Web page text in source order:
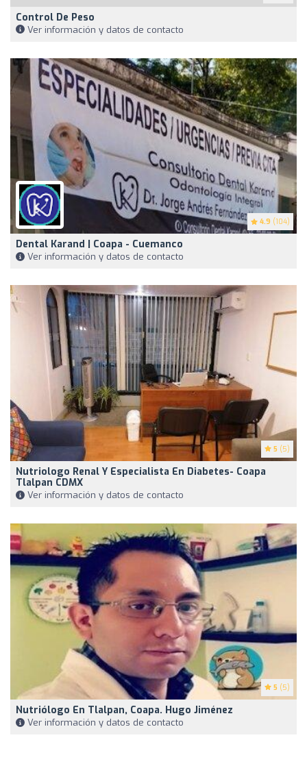
Control De Peso
Ver información y datos de contacto
4.9 (104)
Dental Karand | Coapa - Cuemanco
Ver información y datos de contacto
5 (5)
Nutriologo Renal Y Especialista En Diabetes- Coapa
Tlalpan CDMX
Ver información y datos de contacto
5 (5)
Nutriólogo En Tlalpan, Coapa. Hugo Jiménez
Ver información y datos de contacto